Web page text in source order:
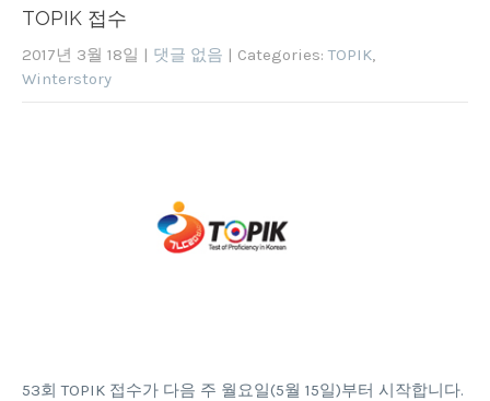
TOPIK 접수
2017년 3월 18일 | 댓글 없음 | Categories:TOPIK,
Winterstory
53회 TOPIK 접수가 다음 주 월요일(5월 15일)부터 시작합니다.